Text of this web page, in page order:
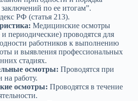
по ее итогам”.
РФ (статья 213).
Медицинские осмотры
периодические) проводятся для
работников к выполнению
и выявления профессиональных
стадиях.
осмотры: Проводятся при
на работу.
осмотры: Проводятся в течение